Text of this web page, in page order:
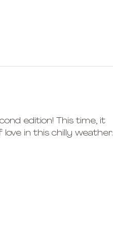
edition! This time, it
in this chilly weather.